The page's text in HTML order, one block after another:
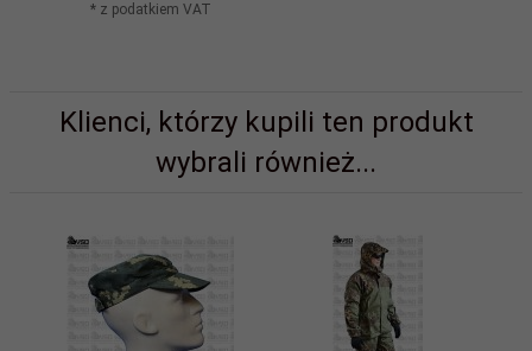
* z podatkiem VAT
Klienci, którzy kupili ten produkt
wybrali również...